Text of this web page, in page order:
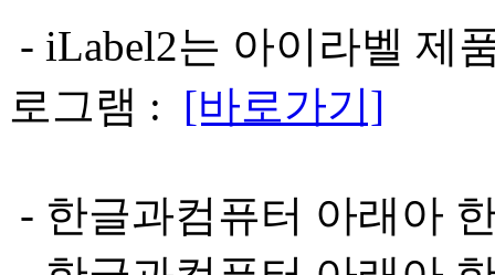
- iLabel2는 아이라벨 제
로그램 : [바로가기]
- 한글과컴퓨터 아래아